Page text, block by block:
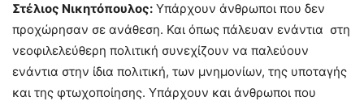
Στέλιος Νικητόπουλος: Υπάρχουν άνθρωποι που δεν
προχώρησαν σε ανάθεση. Και όπως πάλευαν ενάντια στη
νεοφιλελεύθερη πολιτική συνεχίζουν να παλεύουν
ενάντια στην ίδια πολιτική, των μνημονίων, της υποταγής
και της φτωχοποίησης. Υπάρχουν και άνθρωποι που